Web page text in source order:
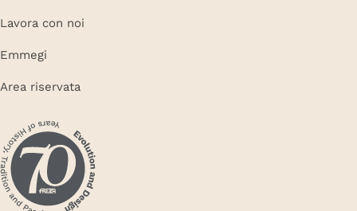
Lavora con noi
Emmegi
Area riservata